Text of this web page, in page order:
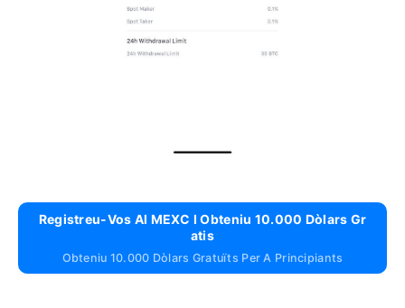
Registreu-Vos Al MEXC I Obteniu 10.000 Dòlars Gr
Atis
Obteniu 10.000 Dòlars Gratuïts Per A Principiants